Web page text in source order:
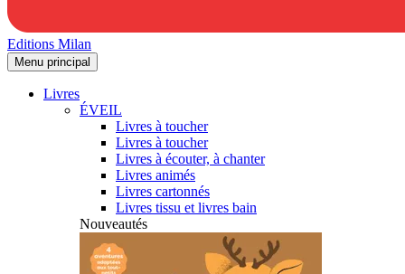
Editions Milan
Menu principal
Livres
ÉVEIL
Livres à toucher
Livres à toucher
Livres à écouter, à chanter
Livres animés
Livres cartonnés
Livres tissu et livres bain
Nouveautés